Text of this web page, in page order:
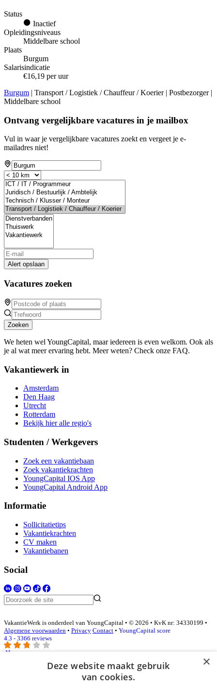
Status
Inactief
Opleidingsniveaus
Middelbare school
Plaats
Burgum
Salarisindicatie
€16,19 per uur
Burgum | Transport / Logistiek / Chauffeur / Koerier | Postbezorger |
Middelbare school
Ontvang vergelijkbare vacatures in je mailbox
Vul in waar je vergelijkbare vacatures zoekt en vergeet je e-
mailadres niet!
Alert opslaan
Vacatures zoeken
Zoeken
We heten wel YoungCapital, maar iedereen is even welkom. Ook als
je al wat meer ervaring hebt. Meer weten? Check onze FAQ.
Vakantiewerk in
Amsterdam
Den Haag
Utrecht
Rotterdam
Bekijk hier alle regio's
Studenten / Werkgevers
Zoek een vakantiebaan
Zoek vakantiekrachten
YoungCapital IOS App
YoungCapital Android App
Informatie
Sollicitatietips
Vakantiekrachten
CV maken
Vakantiebanen
Social
VakantieWerk is onderdeel van YoungCapital • © 2026 • KvK nr: 34330199 •
Algemene voorwaarden • Privacy Contact • YoungCapital score
4.3 - 3366 reviews
×
Deze website maakt gebruik
van cookies.